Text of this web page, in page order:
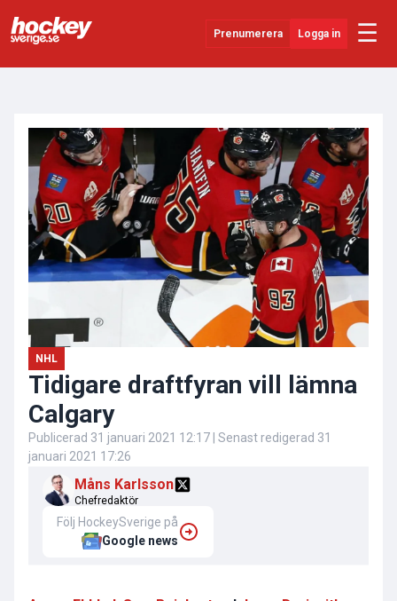
Prenumerera Logga in ☰
SHL
Evenemang
Övrigt
NHL
Tidigare draftfyran vill lämna
Calgary
Publicerad 31 januari 2021 12:17 | Senast redigerad 31
januari 2021 17:26
Måns Karlsson
Chefredaktör
Följ HockeySverige på
Google news